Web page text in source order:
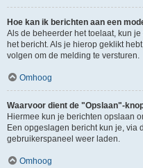
Hoe kan ik berichten aan een
Als de beheerder het toelaat, kun
het bericht. Als je hierop geklikt
volgen om de melding te versturen.
Omhoog
Waarvoor dient de "Opslaan"-
Hiermee kun je berichten opslaan
Een opgeslagen bericht kun je, via
gebruikerspaneel weer laden.
Omhoog